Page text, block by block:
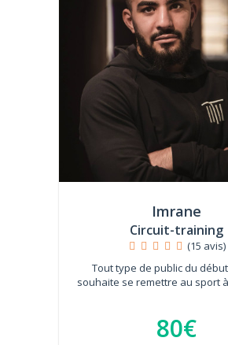
Imrane
Circuit-training
(15 avis)
Tout type de public du
souhaite se remettre au sport à
80€